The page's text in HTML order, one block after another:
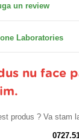
un review
Laboratories
nu face
produs ? Va stam